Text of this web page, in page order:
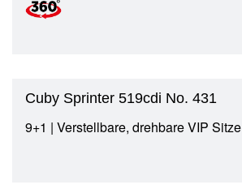
Cuby Sprinter 519cdi No. 431
9+1 | Verstellbare, drehbare VIP Sitze